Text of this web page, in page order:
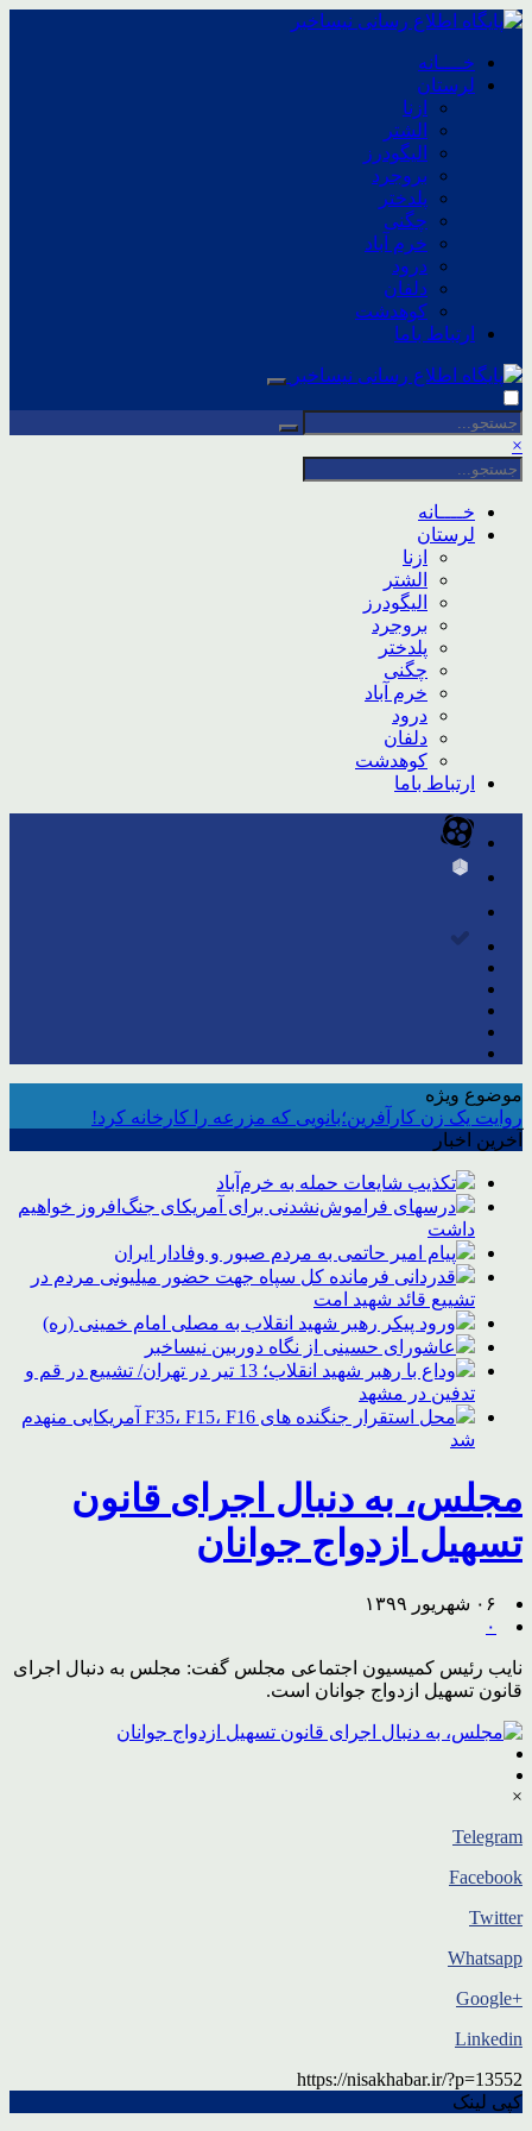
خــــانه
لرستان
ازنا
الشتر
الیگودرز
بروجرد
پلدختر
چگنی
خرم آباد
درود
دلفان
کوهدشت
ارتباط باما
×
خــــانه
لرستان
ازنا
الشتر
الیگودرز
بروجرد
پلدختر
چگنی
خرم آباد
درود
دلفان
کوهدشت
ارتباط باما
موضوع ویژه
روایت یک زن کارآفرین؛بانویی که مزرعه را کارخانه کرد!
آخرین اخبار
تکذیب شایعات حمله به خرم‌آباد
درسهای فراموش‌نشدنی برای آمریکای جنگ‌افروز خواهیم
داشت
پیام امیر حاتمی به مردم صبور و وفادار ایران
قدردانی فرمانده کل سپاه جهت حضور میلیونی مردم در
تشییع قائد شهید امت
ورود پیکر رهبر شهید انقلاب به مصلی امام خمینی (ره)
عاشورای حسینی از نگاه دوربین نیساخبر
وداع با رهبر شهید انقلاب؛ 13 تیر در تهران/ تشییع در قم و
تدفین در مشهد
محل استقرار جنگنده های F35، F15، F16 آمریکایی منهدم
شد
مجلس، به دنبال اجرای قانون
تسهیل ازدواج جوانان
۰۶ شهریور ۱۳۹۹
۰
نایب رئیس کمیسیون اجتماعی مجلس گفت: مجلس به دنبال اجرای
قانون تسهیل ازدواج جوانان است.
×
Telegram
Facebook
Twitter
Whatsapp
+Google
Linkedin
https://nisakhabar.ir/?p=13552
کپی لینک